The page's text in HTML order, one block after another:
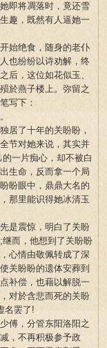
即将凋落时，竟还雪
趣，既然有人逼她一
始绝食，随身的老仆
也纷纷以诗劝解，终
后，这位如花似玉、
於燕子楼上。弥留之
写下：
居了十年的关盼盼，
节对她来说，其实并
一片痴心，却不被白
生命，反而拿一个局
盼眼中，鼎鼎大名的
那里能识得她冰清玉
是震惊，明白了关盼
而，他想到了关盼盼
心情由敬佩转成了深
关盼盼的遗体安葬到
补偿，也藉以解脱一
对於含悲而死的关盼
名罢了!
傅，分管东阳洛阳之
，不再积极参予政